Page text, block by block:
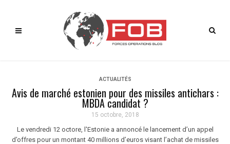
ACTUALITÉS
Avis de marché estonien pour des missiles antichars :
MBDA candidat ?
15 octobre, 2018
Le vendredi 12 octore, l'Estonie a annoncé le lancement d’un appel
d’offres pour un montant 40 millions d’euros visant l’achat de missiles